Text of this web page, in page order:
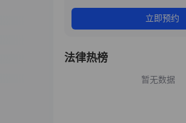
立即预约
法律热榜
暂无数据